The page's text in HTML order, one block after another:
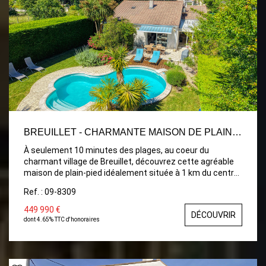
BREUILLET - CHARMANTE MAISON DE PLAIN PIED
À seulement 10 minutes des plages, au coeur du
charmant village de Breuillet, découvrez cette agréable
maison de plain-pied idéalement située à 1 km du centre-
bénéficiant d'un bourg dynamique avec commerces de
proximité et écoles maternelle et primaire. Cette
charmante maison se compose d'une entrée avec
placard, d'une cuisine ouverte sur un lumineux séjour-
salon agrémenté d'une cheminée avec insert, ainsi que
Vous disposerez également d'un bureau, d'une arrière-
Ref. : 09-8309
449 990 €
dont 4.65% TTC d'honoraires DÉCOUVRIR